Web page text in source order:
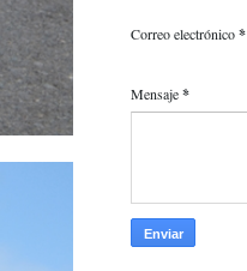
Correo electrónico*
Mensaje*